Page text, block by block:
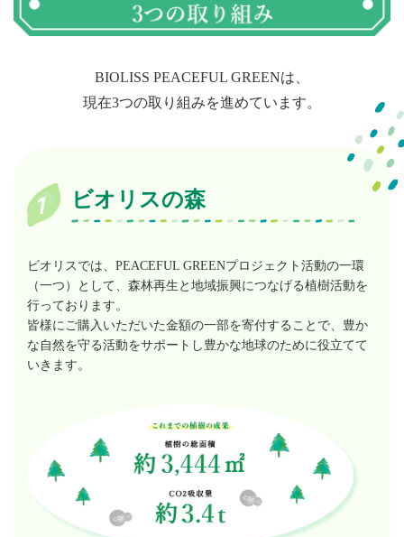
BIOLISS PEACEFUL GREENは、
現在3つの取り組みを進めています。
ビオリスの森
ビオリスでは、PEACEFUL GREENプロジェクト活動の一環
（一つ）として、 森林再生と地域振興につなげる植樹活動を
行っております。
皆様にご購入いただいた金額の一部を寄付することで、豊か
な自然を守る活動をサポートし 豊かな地球のために役立てて
いきます。